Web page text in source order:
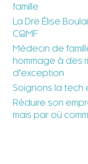
famille
La Dre Élise
CQMF
Médecin de
hommage à des
d’exception
Soignons la tech
Réduire son
mais par où